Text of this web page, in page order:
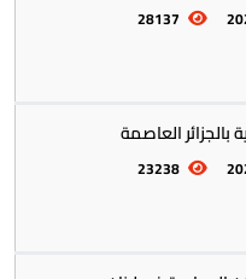
28137
العاصمة
23238